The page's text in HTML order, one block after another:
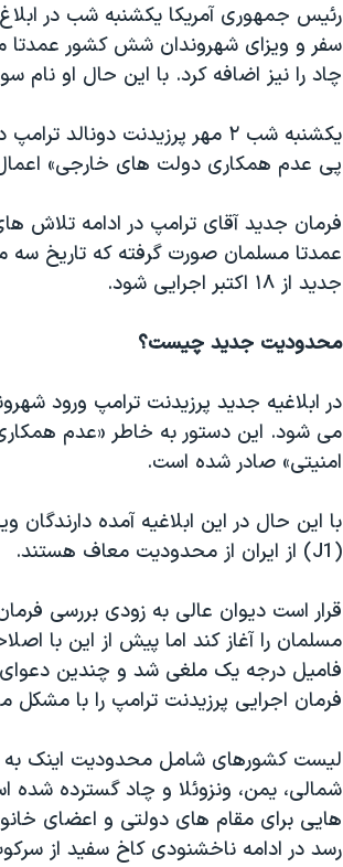
رئیس جمهوری آمریکا یکشنبه شب در
سفر و ویزای شهروندان شش کشور عمدتا
چاد را نیز اضافه کرد. با این حال او
یکشنبه شب ۲ مهر پرزیدنت
پی عدم همکاری دولت های خارجی»
فرمان جدید آقای ترامپ در ادامه
عمدتا مسلمان صورت گرفته که تاریخ سه
جدید از ۱۸ اکتبر اجرایی شود.
محدودیت جدید چیست؟
در ابلاغیه جدید پرزیدنت ترامپ ورود
می شود. این دستور به خاطر «عدم همکاری
امنیتی» صادر شده است.
(J1) از ایران از محدودیت معاف هستند.
قرار است دیوان عالی به زودی بررسی
مسلمان را آغاز کند اما پیش از این با
فامیل درجه یک ملغی شد و چندین
فرمان اجرایی پرزیدنت ترامپ را با مشکل
لیست کشورهای شامل محدودیت اینک به
شمالی، یمن، ونزوئلا و چاد گسترده
هایی برای مقام های دولتی و اعضای
رسد در ادامه ناخشنودی کاخ سفید از